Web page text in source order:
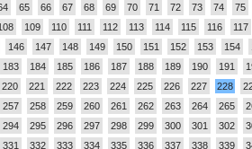
65 66 67 68 69 70 71 72 73 74 75
109 110 111 112 113 114 115 116 117
146 147 148 149 150 151 152 153 154
183 184 185 186 187 188 189 190 191
220 221 222 223 224 225 226 227 228
257 258 259 260 261 262 263 264 265
294 295 296 297 298 299 300 301 302
331 332 333 334 335 336 337 338 339